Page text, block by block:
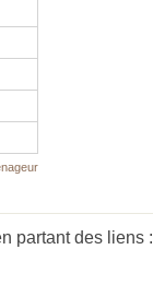
partant des liens :